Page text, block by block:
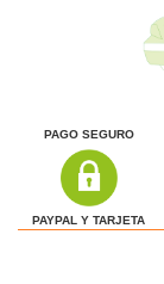
PAGO SEGURO
PAYPAL Y TARJETA